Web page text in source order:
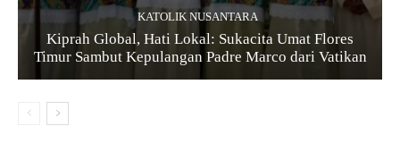
KATOLIK NUSANTARA
Kiprah Global, Hati Lokal: Sukacita Umat Flores
Timur Sambut Kepulangan Padre Marco dari Vatikan